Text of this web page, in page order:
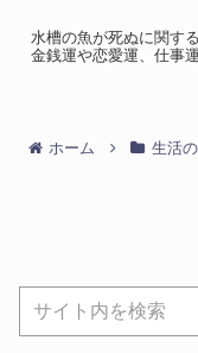
水槽の魚が死ぬに関す
金銭運や恋愛運、仕事
ホーム 生活